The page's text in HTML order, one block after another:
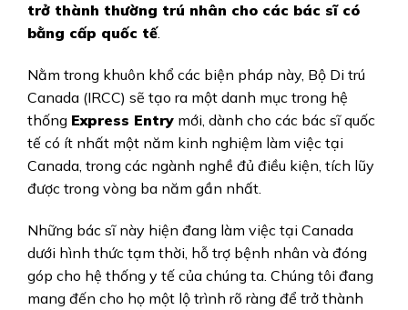
trở thành thường trú nhân cho các bác sĩ có
bằng cấp quốc tế.
Nằm trong khuôn khổ các biện pháp này, Bộ Di trú
Canada (IRCC) sẽ tạo ra một danh mục trong hệ
thống Express Entry mới, dành cho các bác sĩ quốc
tế có ít nhất một năm kinh nghiệm làm việc tại
Canada, trong các ngành nghề đủ điều kiện, tích lũy
được trong vòng ba năm gần nhất.
Những bác sĩ này hiện đang làm việc tại Canada
dưới hình thức tạm thời, hỗ trợ bệnh nhân và đóng
góp cho hệ thống y tế của chúng ta. Chúng tôi đang
mang đến cho họ một lộ trình rõ ràng để trở thành